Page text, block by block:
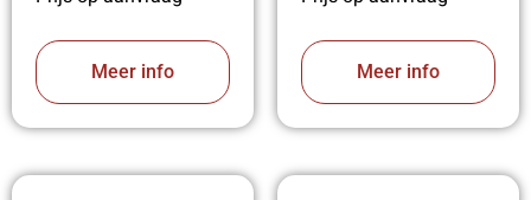
Meer info Meer info